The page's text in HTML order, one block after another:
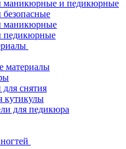
и педикюрные
материалы
снятия
кутикулы
для педикюра